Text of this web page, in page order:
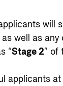
will
well as
“Stage 2” of
applicants